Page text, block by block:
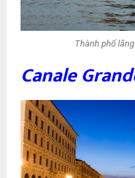
Thành phố
Canale